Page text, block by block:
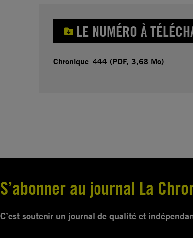
LE NUMÉRO À
Chronique_444 (PDF, 3,68 Mo)
S’abonner au journal La
C’est soutenir un journal de qualité et